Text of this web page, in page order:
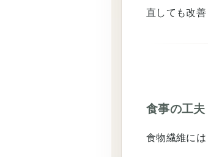
直しても改善
食事の工夫
食物繊維に